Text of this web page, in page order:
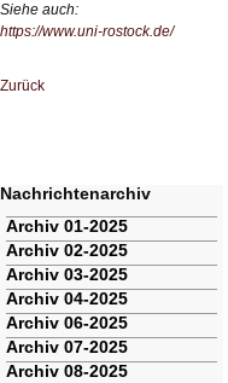
Siehe auch:
https://www.uni-rostock.de/
Zurück
Nachrichtenarchiv
Navigation
überspringen
Archiv 01-2025
Archiv 02-2025
Archiv 03-2025
Archiv 04-2025
Archiv 06-2025
Archiv 07-2025
Archiv 08-2025